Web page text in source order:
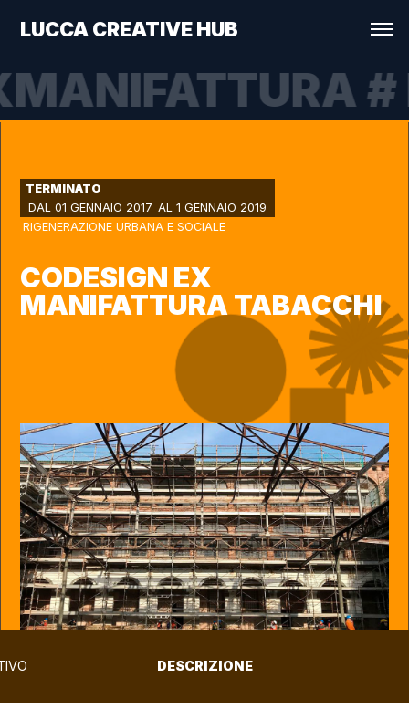
LUCCA CREATIVE HUB
#
TERMINATO
DAL 01 GENNAIO 2017 AL 1 GENNAIO 2019
RIGENERAZIONE URBANA E SOCIALE
CODESIGN EX
MANIFATTURA TABACCHI
DESCRIZIONE